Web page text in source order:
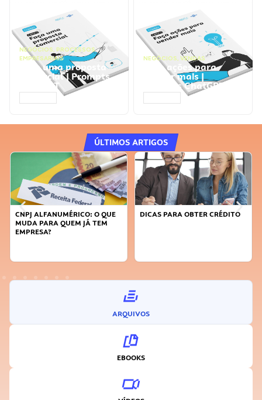
NEGÓCIOS, PROCESSOS
EMPRESARIAIS
Faça uma proposta
comercial | Prompts
ChatGPT
NEGÓCIOS, VENDAS
Faça ações para
vender mais |
Prompts ChatGPT
ÚLTIMOS ARTIGOS
CNPJ ALFANUMÉRICO: O QUE
MUDA PARA QUEM JÁ TEM
EMPRESA?
DICAS PARA OBTER CRÉDITO
ARQUIVOS
EBOOKS